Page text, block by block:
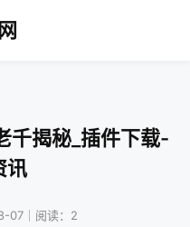
千揭秘_插件下载-
讯
07｜阅读：2